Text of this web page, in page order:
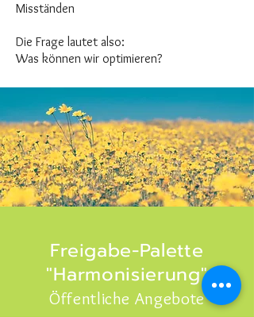
Misständen
Die Frage lautet also:
Was können wir optimieren?
Freigabe-Palette
"Harmonisierung"
Öffentliche Angebote